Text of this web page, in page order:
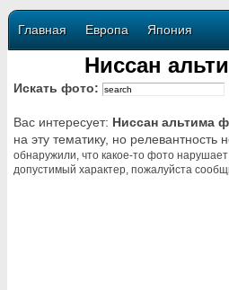
Главная Европа Япония
Ниссан
Искать фото:
Вас интересует: Ниссан альтима
на эту тематику, но релевантность
обнаружили, что какое-то фото
допустимый характер, пожалуйста